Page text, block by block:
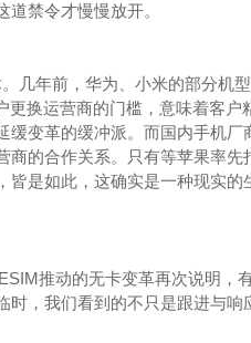
禁令才慢慢放开。
几年前，华为、小米的部分机
更换运营商的门槛，意味着客户
缓变革的缓冲派。而国内手机厂
商的合作关系。只有等苹果率先
皆是如此，这确实是一种现实的
推动的无卡变革再次说明，
时，我们看到的不只是跟进与响